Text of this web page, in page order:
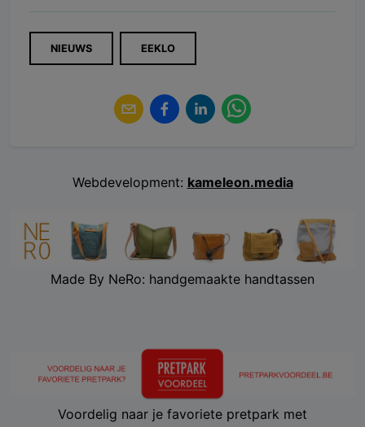
NIEUWS EEKLO
Webdevelopment: kameleon.media
Made By NeRo: handgemaakte handtassen
Voordelig naar je favoriete pretpark met